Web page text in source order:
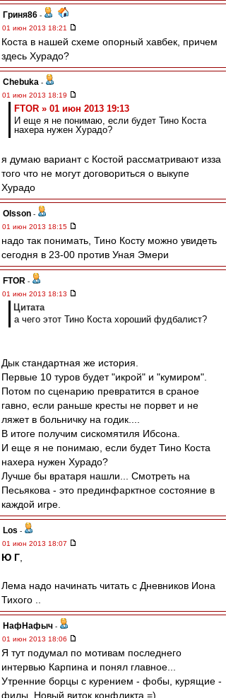
Гриня86 -
01 июн 2013 18:21
Коста в нашей схеме опорный хавбек, причем
здесь Хурадо?
Chebuka -
01 июн 2013 18:19
FTOR » 01 июн 2013 19:13
И еще я не понимаю, если будет Тино Коста
нахера нужен Хурадо?
я думаю вариант с Костой рассматривают изза
того что не могут договориться о выкупе
Хурадо
Olsson -
01 июн 2013 18:15
надо так понимать, Тино Косту можно увидеть
сегодня в 23-00 против Уная Эмери
FTOR -
01 июн 2013 18:13
Цитата
а чего этот Тино Коста хороший фудбалист?
Дык стандартная же история.
Первые 10 туров будет "икрой" и "кумиром".
Потом по сценарию превратится в сраное
гавно, если раньше кресты не порвет и не
ляжет в больничку на годик....
В итоге получим сискомятиля Ибсона.
И еще я не понимаю, если будет Тино Коста
нахера нужен Хурадо?
Лучше бы вратаря нашли... Смотреть на
Песьякова - это прединфарктное состояние в
каждой игре.
Los -
01 июн 2013 18:07
Ю Г
Лема надо начинать читать с Дневников Иона
Тихого ..
НафНафыч -
01 июн 2013 18:06
Я тут подумал по мотивам последнего
интервью Карпина и понял главное...
Утренние борцы с курением - фобы, курящие -
филы. Новый виток конфликта =)